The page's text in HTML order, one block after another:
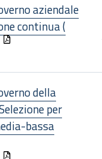
aziendale
continua (
della
per
bassa